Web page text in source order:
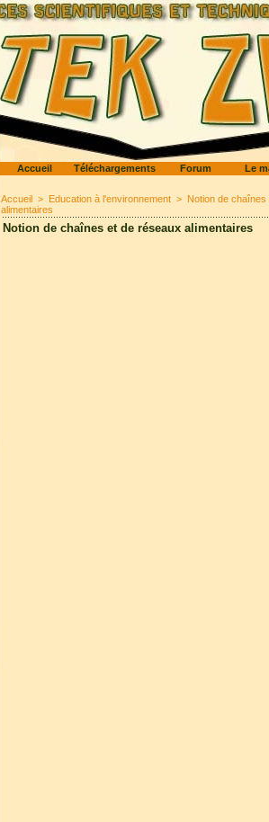
Accueil Téléchargements Forum Le
Accueil > Education à l'environnement > Notion de
alimentaires
Notion de chaînes et de réseaux alimentaires